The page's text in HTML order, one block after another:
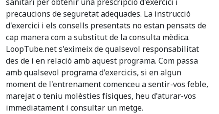
precaucions de seguretat adequades. La instrucció
d'exercici i els consells presentats no estan pensats de
cap manera com a substitut de la consulta mèdica.
LoopTube.net s'eximeix de qualsevol responsabilitat
des de i en relació amb aquest programa. Com passa
amb qualsevol programa d'exercicis, si en algun
moment de l'entrenament comenceu a sentir-vos feble,
marejat o teniu molèsties físiques, heu d'aturar-vos
immediatament i consultar un metge.